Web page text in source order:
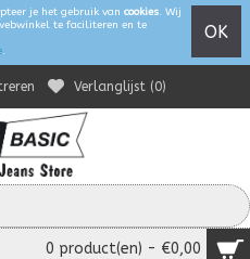
je het gebruik van cookies. Wij
te faciliteren en te
.
OK
Verlanglijst (0)
0 product(en) - €0,00